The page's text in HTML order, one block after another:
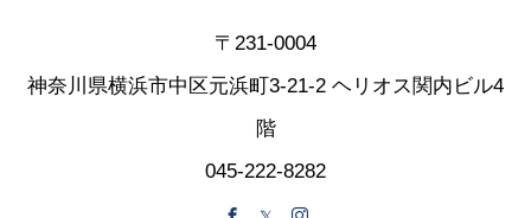
〒231-0004
神奈川県横浜市中区元浜町3-21-2 ヘリオス関内ビル4
階
045-222-8282